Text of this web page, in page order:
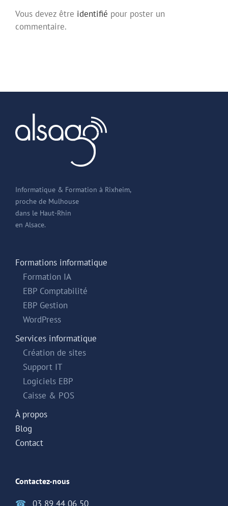
Vous devez être identifié pour poster un
commentaire.
Informatique & Formation à Rixheim,
proche de Mulhouse
dans le Haut-Rhin
en Alsace.
Formations informatique
Formation IA
EBP Comptabilité
EBP Gestion
WordPress
Services informatique
Création de sites
Support IT
Logiciels EBP
Caisse & POS
À propos
Blog
Contact
Contactez-nous
☎ 03 89 44 06 50